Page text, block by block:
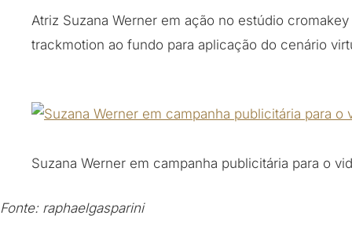
Atriz Suzana Werner em ação no estúdio
trackmotion ao fundo para aplicação do cenário
Suzana Werner em campanha publicitária para o
Fonte: raphaelgasparini